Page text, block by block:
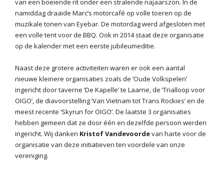
van een boeiende rit onder een stralende najaarszon. In de
namiddag draaide Marc’s motorcafé op volle toeren op de
muzikale tonen van Eyebar. De motordag werd afgesloten met
een volle tent voor de BBQ. Ook in 2014 staat deze organisatie
op de kalender met een eerste jubileumeditie.
Naast deze grotere activiteiten waren er ook een aantal
nieuwe kleinere organisaties zoals de ‘Oude Volkspelen’
ingericht door taverne ‘De Kapelle’ te Laarne, de ‘Trialloop voor
OIGO’, de diavoorstelling ‘Van Vietnam tot Trans Rockies’ en de
meest recente ‘Skyrun for OIGO’. De laatste 3 organisaties
hebben gemeen dat ze door één en dezelfde persoon werden
ingericht. Wij danken Kristof Vandevoordevan harte voor de
organisatie van deze initiatieven ten voordele van onze
vereniging.